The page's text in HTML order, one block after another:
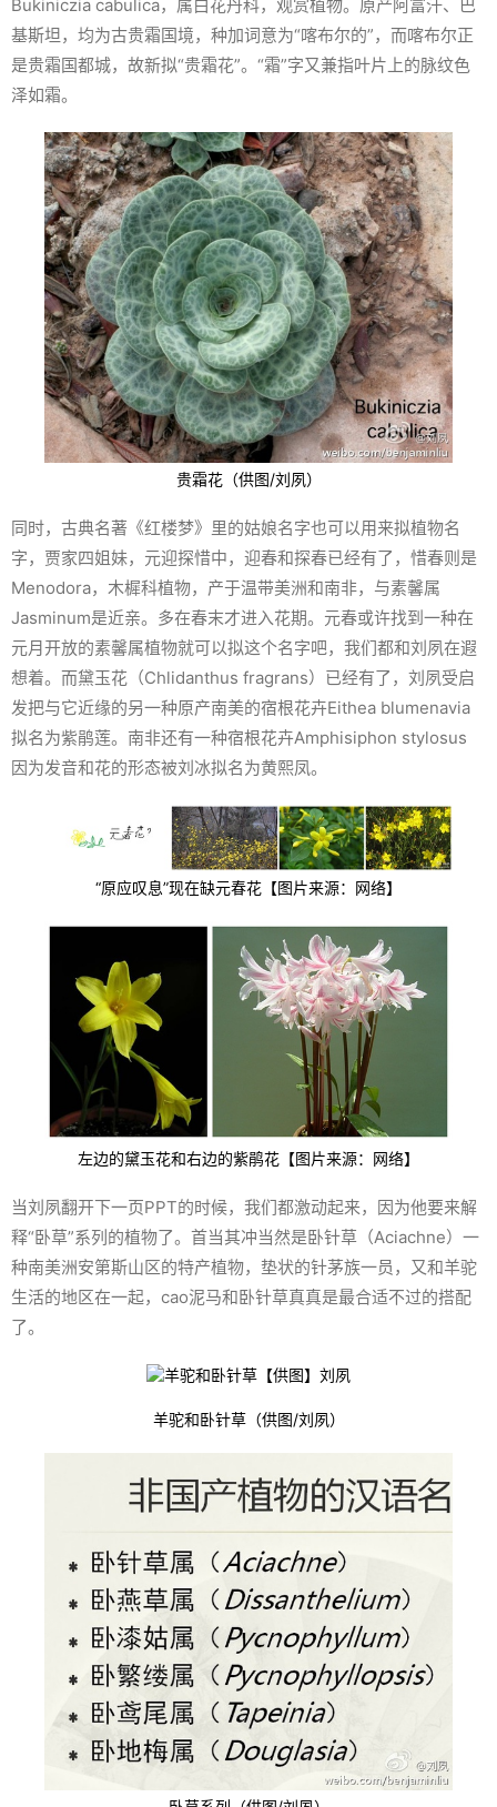
Bukiniczia cabulica，属白花丹科，观赏植物。原产阿富汗、巴
基斯坦，均为古贵霜国境，种加词意为“喀布尔的”，而喀布尔正
是贵霜国都城，故新拟“贵霜花”。“霜”字又兼指叶片上的脉纹色
泽如霜。
贵霜花（供图/刘夙）
同时，古典名著《红楼梦》里的姑娘名字也可以用来拟植物名
字，贾家四姐妹，元迎探惜中，迎春和探春已经有了，惜春则是
Menodora，木樨科植物，产于温带美洲和南非，与素馨属
Jasminum是近亲。多在春末才进入花期。元春或许找到一种在
元月开放的素馨属植物就可以拟这个名字吧，我们都和刘夙在遐
想着。而黛玉花（Chlidanthus fragrans）已经有了，刘夙受启
发把与它近缘的另一种原产南美的宿根花卉Eithea blumenavia
拟名为紫鹃莲。南非还有一种宿根花卉Amphisiphon stylosus
因为发音和花的形态被刘冰拟名为黄熙凤。
“原应叹息”现在缺元春花【图片来源：网络】
左边的黛玉花和右边的紫鹃花【图片来源：网络】
当刘夙翻开下一页PPT的时候，我们都激动起来，因为他要来解
释“卧草”系列的植物了。首当其冲当然是卧针草（Aciachne）一
种南美洲安第斯山区的特产植物，垫状的针茅族一员，又和羊驼
生活的地区在一起，cao泥马和卧针草真真是最合适不过的搭配
了。
羊驼和卧针草（供图/刘夙）